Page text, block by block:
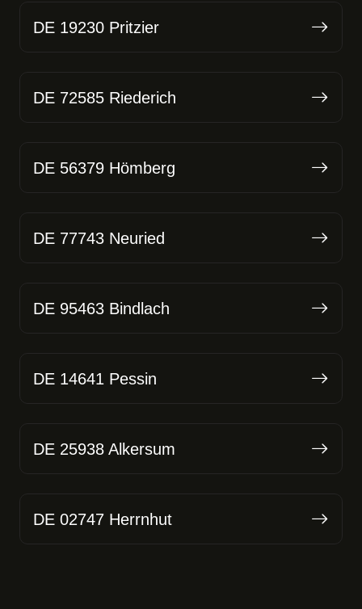
DE 19230 Pritzier
DE 72585 Riederich
DE 56379 Hömberg
DE 77743 Neuried
DE 95463 Bindlach
DE 14641 Pessin
DE 25938 Alkersum
DE 02747 Herrnhut